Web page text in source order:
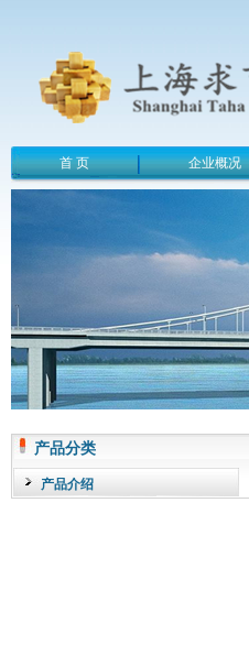
首 页 企业概况
产品分类
产品介绍